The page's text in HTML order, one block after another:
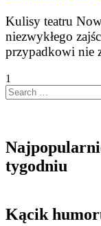
Kulisy teatru
niezwykłego
przypadkowi nie
1
Search
…
tygodniu
Kącik